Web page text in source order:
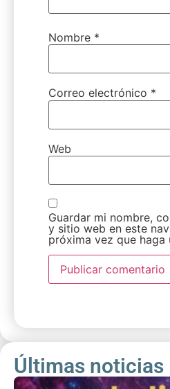
Nombre *
Correo electrónico *
Web
Guardar mi nombre,
y sitio web en este
próxima vez que haga
Últimas noticias